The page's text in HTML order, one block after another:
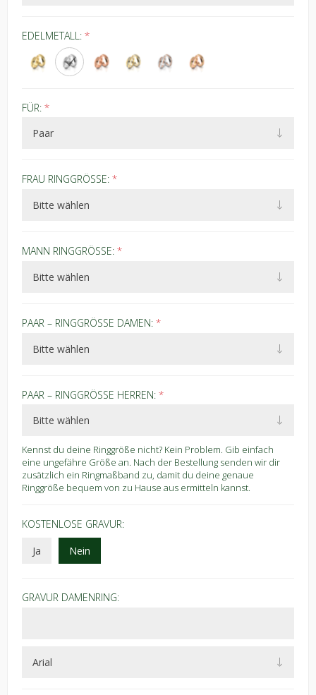
EDELMETALL: *
FÜR: *
FRAU RINGGRÖSSE: *
MANN RINGGRÖSSE: *
PAAR – RINGGRÖSSE DAMEN: *
PAAR – RINGGRÖSSE HERREN: *
Kennst du deine Ringgröße nicht? Kein Problem. Gib einfach
eine ungefähre Größe an. Nach der Bestellung senden wir dir
zusätzlich ein Ringmaßband zu, damit du deine genaue
Ringgröße bequem von zu Hause aus ermitteln kannst.
KOSTENLOSE GRAVUR:
Ja
Nein
GRAVUR DAMENRING: